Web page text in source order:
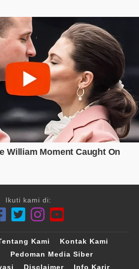
Ikuti kami di:
Kami
Kontak Kami
Pedoman Media Siber
Disclaimer Info Karir